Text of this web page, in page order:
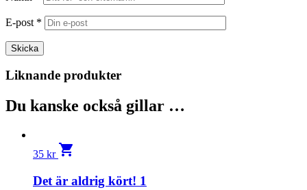
E-post *
Liknande produkter
Du kanske också gillar …
35 kr shopping_cart
Det är aldrig kört! 1